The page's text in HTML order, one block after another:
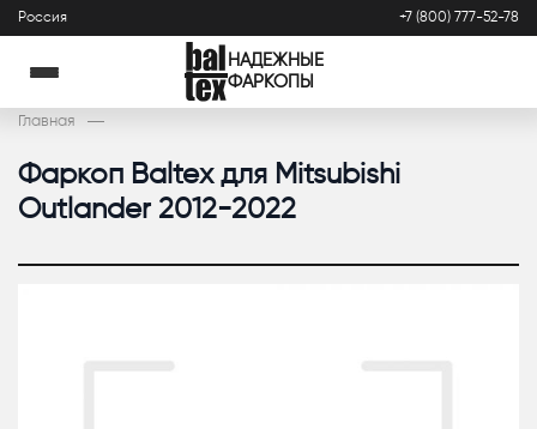
Россия +7 (800) 777-52-78
НАДЕЖНЫЕ
ФАРКОПЫ
Главная
Фаркоп Baltex для Mitsubishi
Outlander 2012-2022